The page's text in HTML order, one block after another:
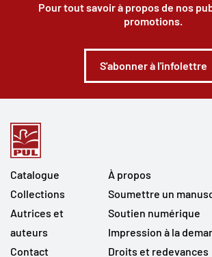
Pour tout savoir à propos de nos
promotions.
S'abonner à l'infolettre
Catalogue
Collections
Autrices et
auteurs
Contact
À propos
Soumettre un
Soutien numérique
Impression à la
Droits et redevances